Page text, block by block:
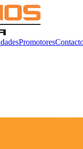
Promotores